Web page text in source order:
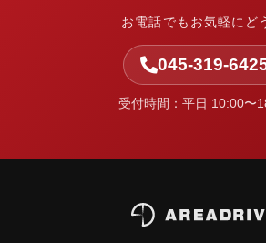
を整理し、実行まで伴走します。
お電話でもお気軽にど
045-319-
受付時間：平日 10:00〜